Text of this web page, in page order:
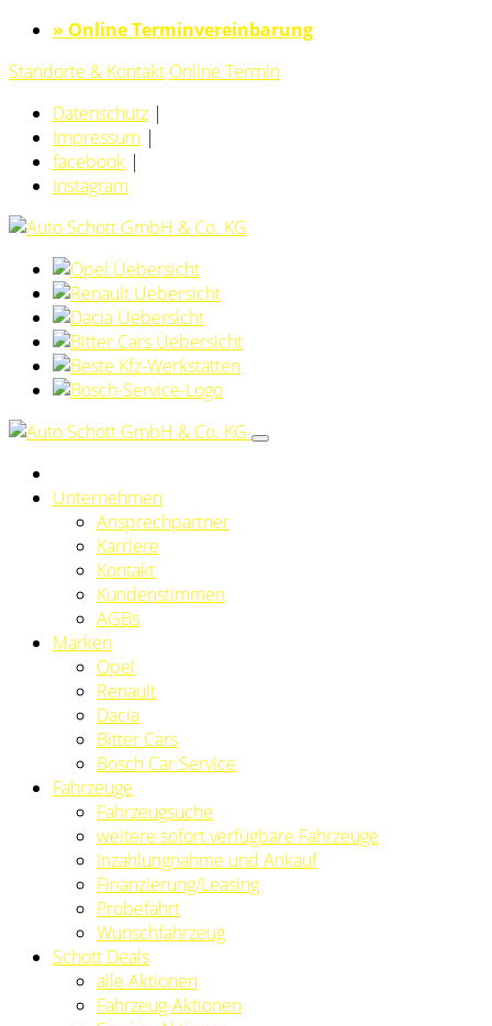
» Online Terminvereinbarung
Standorte & Kontakt Online Termin
Datenschutz |
Impressum |
facebook |
Instagram
Unternehmen
Ansprechpartner
Karriere
Kontakt
Kundenstimmen
AGBs
Marken
Opel
Renault
Dacia
Bitter Cars
Bosch Car Service
Fahrzeuge
Fahrzeugsuche
weitere sofort verfügbare Fahrzeuge
Inzahlungnahme und Ankauf
Finanzierung/Leasing
Probefahrt
Wunschfahrzeug
Schott Deals
alle Aktionen
Fahrzeug-Aktionen